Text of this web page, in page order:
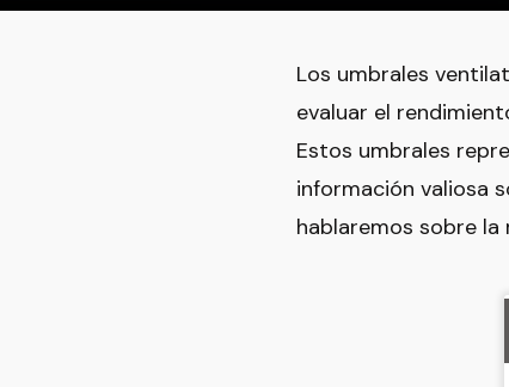
Los umbrales
evaluar el
Estos umbrales
información valiosa
hablaremos sobre